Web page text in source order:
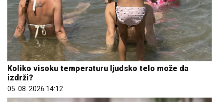
Koliko visoku temperaturu ljudsko telo može da
izdrži?
05. 08. 2026 14:12